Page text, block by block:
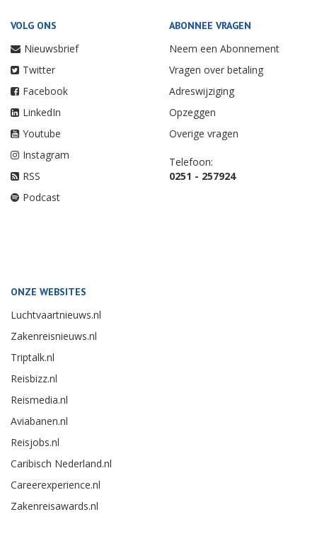
VOLG ONS
Nieuwsbrief
Twitter
Facebook
LinkedIn
Youtube
Instagram
RSS
Podcast
ABONNEE VRAGEN
Neem een Abonnement
Vragen over betaling
Adreswijziging
Opzeggen
Overige vragen
Telefoon:
0251 - 257924
ONZE WEBSITES
Luchtvaartnieuws.nl
Zakenreisnieuws.nl
Triptalk.nl
Reisbizz.nl
Reismedia.nl
Aviabanen.nl
Reisjobs.nl
Caribisch Nederland.nl
Careerexperience.nl
Zakenreisawards.nl